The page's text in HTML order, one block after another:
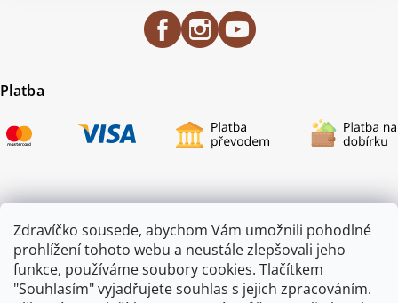
Zdravíčko sousede, abychom Vám umožnili pohodlné
prohlížení tohoto webu a neustále zlepšovali jeho
funkce, používáme soubory cookies. Tlačítkem
"Souhlasím" vyjadřujete souhlas s jejich zpracováním.
Platba